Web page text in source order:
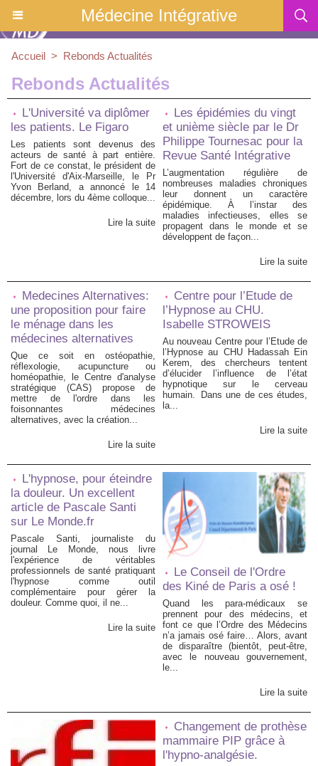
Médecine Intégrative
Accueil > Rebonds Actualités
Rebonds Actualités
L'Université va diplômer
les patients. Le Figaro
Les patients sont devenus des
acteurs de santé à part entière.
Fort de ce constat, le président de
l'Université d'Aix-Marseille, le Pr
Yvon Berland, a annoncé le 14
décembre, lors du 4ème colloque...
Lire la suite
Les épidémies du vingt
et unième siècle par le Dr
Philippe Tournesac pour la
Revue Santé Intégrative
L’augmentation régulière de
nombreuses maladies chroniques
leur donnent un caractère
épidémique. À l’instar des
maladies infectieuses, elles se
propagent dans le monde et se
développent de façon...
Lire la suite
Medecines Alternatives:
une proposition pour faire
le ménage dans les
médecines alternatives
Que ce soit en ostéopathie,
réflexologie, acupuncture ou
homéopathie, le Centre d'analyse
stratégique (CAS) propose de
mettre de l'ordre dans les
foisonnantes médecines
alternatives, avec la création...
Lire la suite
Centre pour l’Etude de
l’Hypnose au CHU.
Isabelle STROWEIS
Au nouveau Centre pour l’Etude de
l’Hypnose au CHU Hadassah Ein
Kerem, des chercheurs tentent
d’élucider l’influence de l’état
hypnotique sur le cerveau
humain. Dans une de ces études,
la...
Lire la suite
L'hypnose, pour éteindre
la douleur. Un excellent
article de Pascale Santi
sur Le Monde.fr
Pascale Santi, journaliste du
journal Le Monde, nous livre
l'expérience de véritables
professionnels de santé pratiquant
l'hypnose comme outil
complémentaire pour gérer la
douleur. Comme quoi, il ne...
Lire la suite
Le Conseil de l'Ordre
des Kiné de Paris a osé !
Quand les para-médicaux se
prennent pour des médecins, et
font ce que l’Ordre des Médecins
n’a jamais osé faire… Alors, avant
de disparaître (bientôt, peut-être,
avec le nouveau gouvernement,
le...
Lire la suite
Changement de prothèse
mammaire PIP grâce à
l'hypno-analgésie.